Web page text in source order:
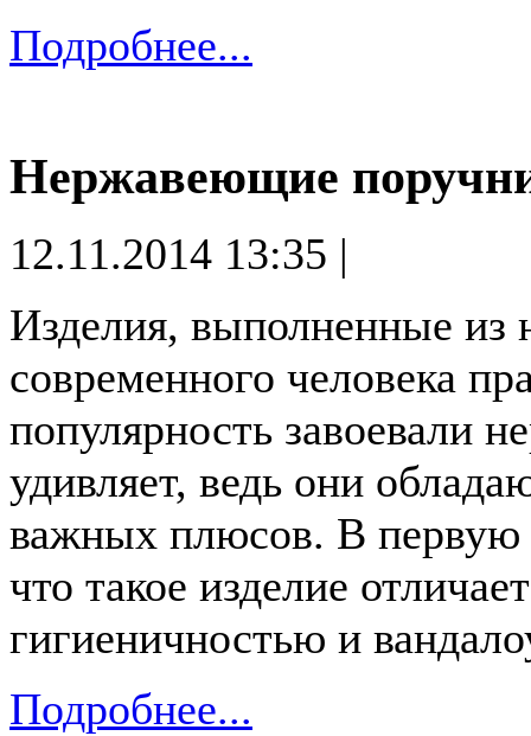
Подробнее...
Нержавеющие
12.11.2014 13:35 |
Изделия, выполненные из
современного человека
популярность завоевали
удивляет, ведь они
важных плюсов. В первую
что такое изделие
гигиеничностью и
Подробнее...